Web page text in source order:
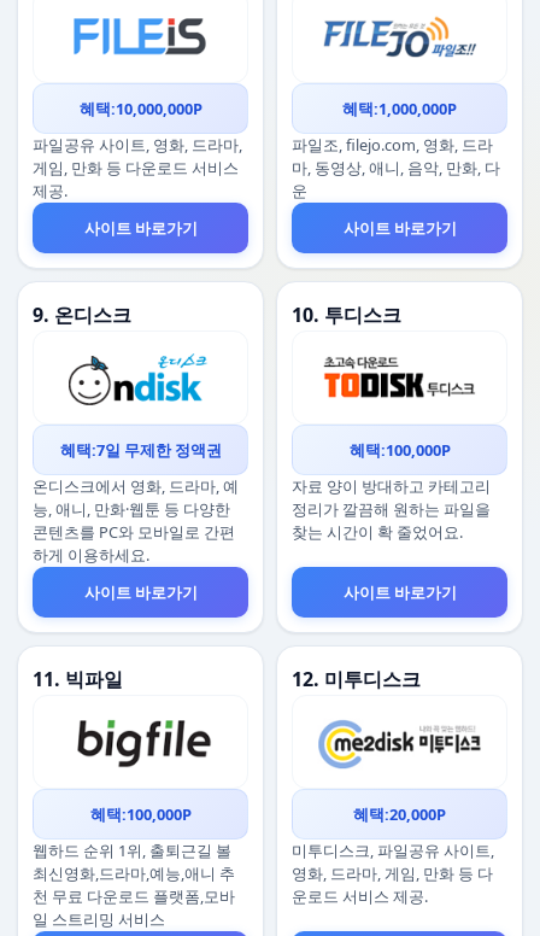
혜택:10,000,000P
파일공유 사이트, 영화, 드라마,
게임, 만화 등 다운로드 서비스
제공.
사이트 바로가기
혜택:1,000,000P
파일조, filejo.com, 영화, 드라
마, 동영상, 애니, 음악, 만화, 다
운
사이트 바로가기
9. 온디스크
혜택:7일 무제한 정액권
온디스크에서 영화, 드라마, 예
능, 애니, 만화·웹툰 등 다양한
콘텐츠를 PC와 모바일로 간편
하게 이용하세요.
사이트 바로가기
10. 투디스크
혜택:100,000P
자료 양이 방대하고 카테고리
정리가 깔끔해 원하는 파일을
찾는 시간이 확 줄었어요.
사이트 바로가기
11. 빅파일
혜택:100,000P
웹하드 순위 1위, 출퇴근길 볼
최신영화,드라마,예능,애니 추
천 무료 다운로드 플랫폼,모바
일 스트리밍 서비스
12. 미투디스크
혜택:20,000P
미투디스크, 파일공유 사이트,
영화, 드라마, 게임, 만화 등 다
운로드 서비스 제공.